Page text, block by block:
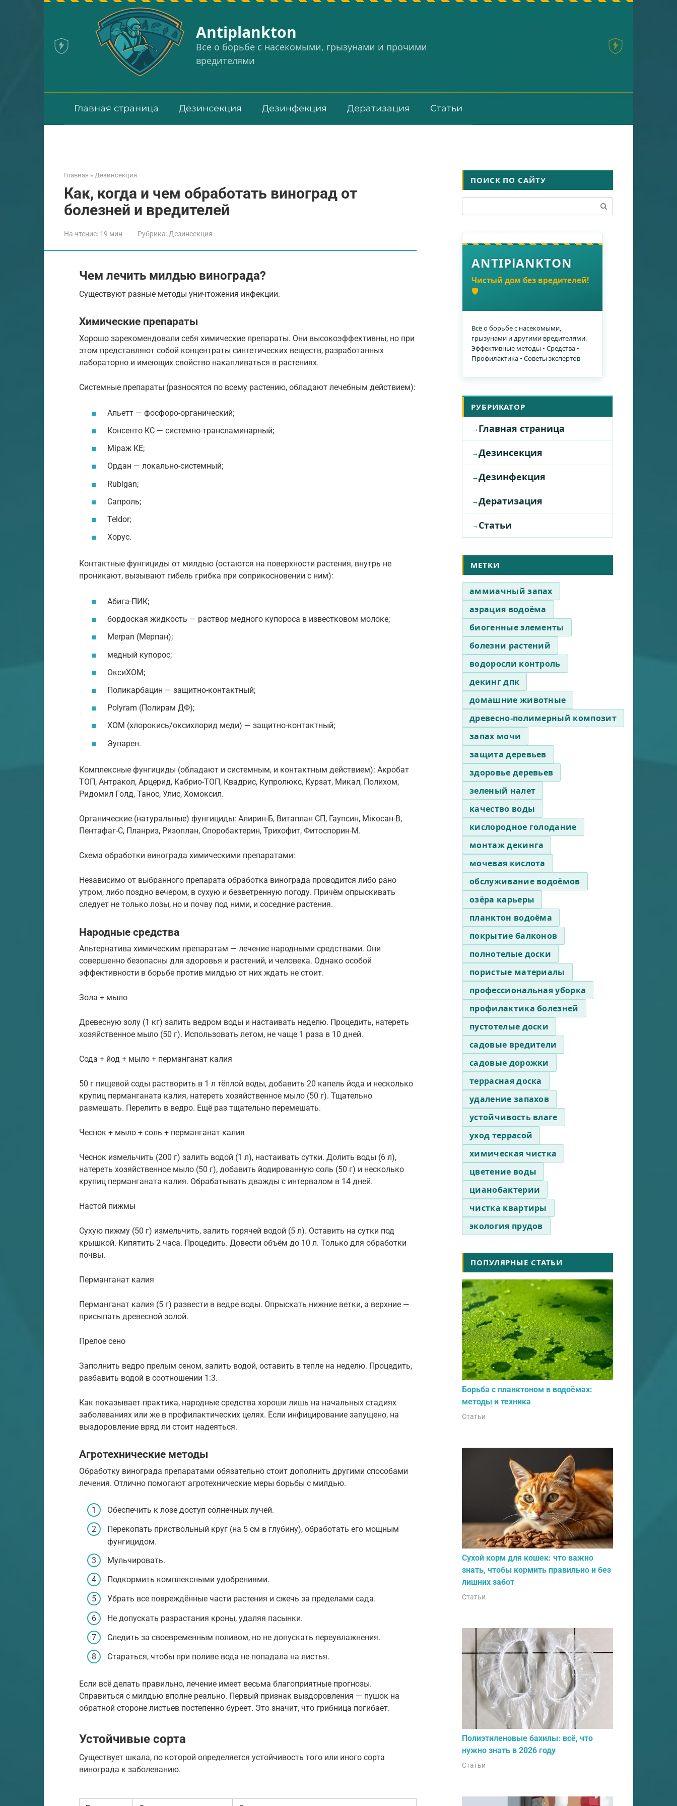
Аntiplankton
Все о борьбе с насекомыми, грызунами и прочими
вредителями
Главная страница Дезинсекция Дезинфекция Дератизация Статьи
Главная » Дезинсекция
Как, когда и чем обработать виноград от
болезней и вредителей
На чтение: 19 мин Рубрика: Дезинсекция
Чем лечить милдью винограда?
Существуют разные методы уничтожения инфекции.
Химические препараты
Хорошо зарекомендовали себя химические препараты. Они высокоэффективны, но при
этом представляют собой концентраты синтетических веществ, разработанных
лабораторно и имеющих свойство накапливаться в растениях.
Системные препараты (разносятся по всему растению, обладают лечебным действием):
Альетт — фосфоро-органический;
Консенто КС — системно-трансламинарный;
Мiраж КЕ;
Ордан — локально-системный;
Rubigan;
Сапроль;
Teldor;
Хорус.
Контактные фунгициды от милдью (остаются на поверхности растения, внутрь не
проникают, вызывают гибель грибка при соприкосновении с ним):
Абига-ПИК;
бордоская жидкость — раствор медного купороса в известковом молоке;
Merpan (Мерпан);
медный купорос;
ОксиХОМ;
Поликарбацин — защитно-контактный;
Polyram (Полирам ДФ);
ХОМ (хлорокись/оксихлорид меди) — защитно-контактный;
Эупарен.
Комплексные фунгициды (обладают и системным, и контактным действием): Акробат
ТОП, Антракол, Арцерид, Кабрио-ТОП, Квадрис, Купролюкс, Курзат, Микал, Полихом,
Ридомил Голд, Танос, Улис, Хомоксил.
Органические (натуральные) фунгициды: Алирин-Б, Витаплан СП, Гаупсин, Мiкосан-В,
Пентафаг-С, Планриз, Ризоплан, Споробактерин, Трихофит, Фитоспорин-М.
Схема обработки винограда химическими препаратами:
Независимо от выбранного препарата обработка винограда проводится либо рано
утром, либо поздно вечером, в сухую и безветренную погоду. Причём опрыскивать
следует не только лозы, но и почву под ними, и соседние растения.
Народные средства
Альтернатива химическим препаратам — лечение народными средствами. Они
совершенно безопасны для здоровья и растений, и человека. Однако особой
эффективности в борьбе против милдью от них ждать не стоит.
Зола + мыло
Древесную золу (1 кг) залить ведром воды и настаивать неделю. Процедить, натереть
хозяйственное мыло (50 г). Использовать летом, не чаще 1 раза в 10 дней.
Сода + йод + мыло + перманганат калия
50 г пищевой соды растворить в 1 л тёплой воды, добавить 20 капель йода и несколько
крупиц перманганата калия, натереть хозяйственное мыло (50 г). Тщательно
размешать. Перелить в ведро. Ещё раз тщательно перемешать.
Чеснок + мыло + соль + перманганат калия
Чеснок измельчить (200 г) залить водой (1 л), настаивать сутки. Долить воды (6 л),
натереть хозяйственное мыло (50 г), добавить йодированную соль (50 г) и несколько
крупиц перманганата калия. Обрабатывать дважды с интервалом в 14 дней.
Настой пижмы
Сухую пижму (50 г) измельчить, залить горячей водой (5 л). Оставить на сутки под
крышкой. Кипятить 2 часа. Процедить. Довести объём до 10 л. Только для обработки
почвы.
Перманганат калия
Перманганат калия (5 г) развести в ведре воды. Опрыскать нижние ветки, а верхние —
присыпать древесной золой.
Прелое сено
Заполнить ведро прелым сеном, залить водой, оставить в тепле на неделю. Процедить,
разбавить водой в соотношении 1:3.
Как показывает практика, народные средства хороши лишь на начальных стадиях
заболеваниях или же в профилактических целях. Если инфицирование запущено, на
выздоровление вряд ли стоит надеяться.
Агротехнические методы
Обработку винограда препаратами обязательно стоит дополнить другими способами
лечения. Отлично помогают агротехнические меры борьбы с милдью.
Обеспечить к лозе доступ солнечных лучей.
Перекопать приствольный круг (на 5 см в глубину), обработать его мощным
фунгицидом.
Мульчировать.
Подкормить комплексными удобрениями.
Убрать все повреждённые части растения и сжечь за пределами сада.
Не допускать разрастания кроны, удаляя пасынки.
Следить за своевременным поливом, но не допускать переувлажнения.
Стараться, чтобы при поливе вода не попадала на листья.
Если всё делать правильно, лечение имеет весьма благоприятные прогнозы.
Справиться с милдью вполне реально. Первый признак выздоровления — пушок на
обратной стороне листьев постепенно буреет. Это значит, что грибница погибает.
Устойчивые сорта
Существует шкала, по которой определяется устойчивость того или иного сорта
винограда к заболеванию.
ПОИСК ПО САЙТУ
ANTIPlANKTON
Чистый дом без вредителей!
🛡️
Всё о борьбе с насекомыми,
грызунами и другими вредителями.
Эффективные методы • Средства •
Профилактика • Советы экспертов
РУБРИКАТОР
Главная страница
Дезинсекция
Дезинфекция
Дератизация
Статьи
МЕТКИ
аммиачный запах
аэрация водоёма
биогенные элементы
болезни растений
водоросли контроль
декинг дпк
домашние животные
древесно-полимерный композит
запах мочи
защита деревьев
здоровье деревьев
зеленый налет
качество воды
кислородное голодание
монтаж декинга
мочевая кислота
обслуживание водоёмов
озёра карьеры
планктон водоёма
покрытие балконов
полнотелые доски
пористые материалы
профессиональная уборка
профилактика болезней
пустотелые доски
садовые вредители
садовые дорожки
террасная доска
удаление запахов
устойчивость влаге
уход террасой
химическая чистка
цветение воды
цианобактерии
чистка квартиры
экология прудов
ПОПУЛЯРНЫЕ СТАТЬИ
Борьба с планктоном в водоёмах:
методы и техника
Статьи
Сухой корм для кошек: что важно
знать, чтобы кормить правильно и без
лишних забот
Статьи
Полиэтиленовые бахилы: всё, что
нужно знать в 2026 году
Статьи